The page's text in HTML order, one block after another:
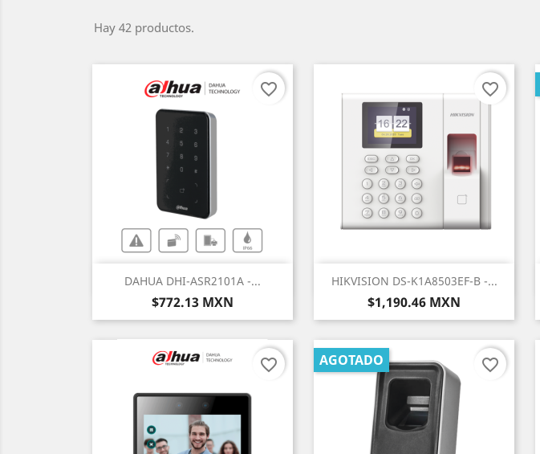
Hay 42 productos.
DAHUA DHI-ASR2101A -...
Precio
$772.13 MXN
 Vista rápida
favorite_border
HIKVISION DS-K1A8503EF-B -...
Precio
$1,190.46 MXN
Vista rápida
favorite_border
favorite_border AGOTADO favorite_border